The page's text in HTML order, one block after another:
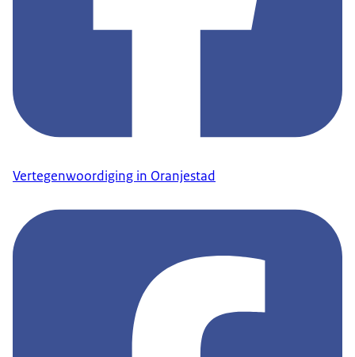
Vertegenwoordiging in Oranjestad